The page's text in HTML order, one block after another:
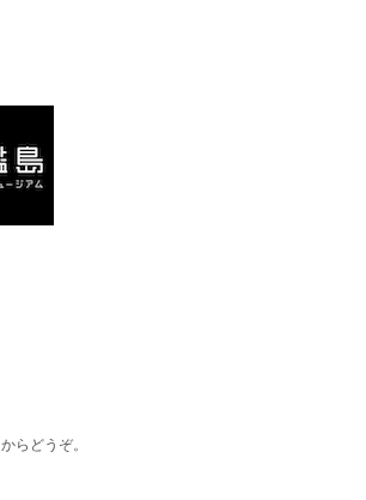
からどうぞ。